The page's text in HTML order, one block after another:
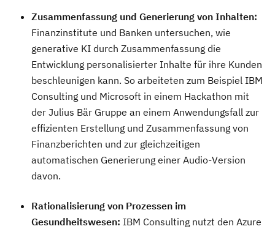
Zusammenfassung und Generierung von Inhalten:
Finanzinstitute und Banken untersuchen, wie
generative KI durch Zusammenfassung die
Entwicklung personalisierter Inhalte für ihre Kunden
beschleunigen kann. So arbeiteten zum Beispiel IBM
Consulting und Microsoft in einem Hackathon mit
der Julius Bär Gruppe an einem Anwendungsfall zur
effizienten Erstellung und Zusammenfassung von
Finanzberichten und zur gleichzeitigen
automatischen Generierung einer Audio-Version
davon.
Rationalisierung von Prozessen im
Gesundheitswesen: IBM Consulting nutzt den Azure